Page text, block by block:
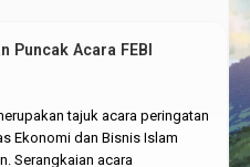
Puncak Acara FEBI
tajuk acara peringatan
Ekonomi dan Bisnis Islam
Serangkaian acara